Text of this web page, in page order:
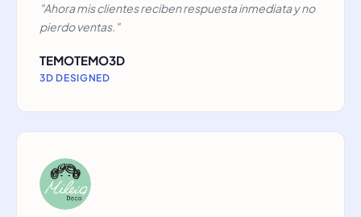
"Ahora mis clientes reciben respuesta inmediata y no
pierdo ventas."
TEMOTEMO3D
3D DESIGNED